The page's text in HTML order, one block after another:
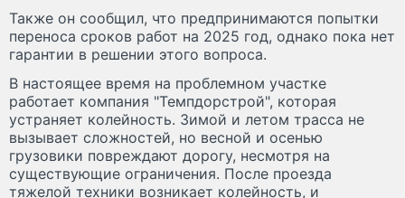
Также он сообщил, что предпринимаются попытки
переноса сроков работ на 2025 год, однако пока нет
гарантии в решении этого вопроса.
В настоящее время на проблемном участке
работает компания "Темпдорстрой", которая
устраняет колейность. Зимой и летом трасса не
вызывает сложностей, но весной и осенью
грузовики повреждают дорогу, несмотря на
существующие ограничения. После проезда
тяжелой техники возникает колейность, и